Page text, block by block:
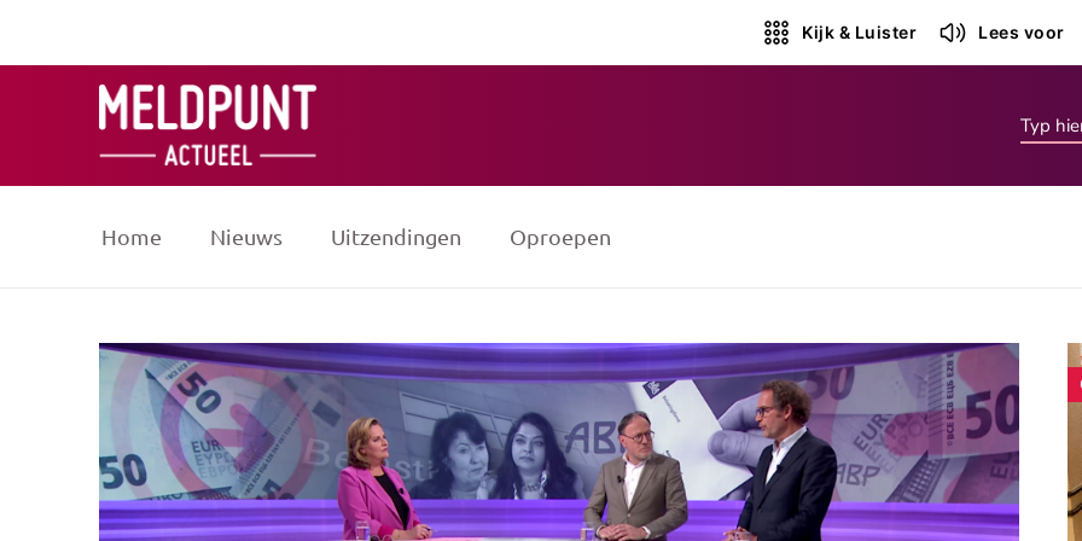
Kijk & Luister Lees voor
Home Nieuws Uitzendingen Oproepen